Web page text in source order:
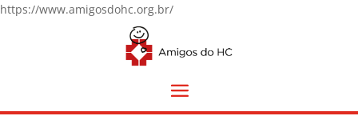
https://www.amigosdohc.org.br/